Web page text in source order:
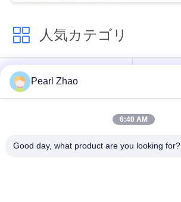
絡
く
だ
人気カテゴリ
金属のgabionのバス
ケット
Pearl Zhao
6:40 AM
Good day, what product are you looking for?